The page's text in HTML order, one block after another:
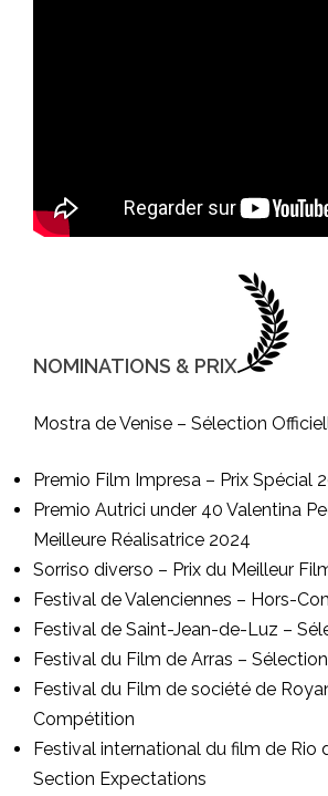
NOMINATIONS & PRIX
Mostra de Venise – Sélection
Premio Film Impresa – Prix Spécial
Premio Autrici under 40 Valentina
Meilleure Réalisatrice 2024
Sorriso diverso – Prix du Meilleur
Festival de Valenciennes – Hors-
Festival de Saint-Jean-de-Luz –
Festival du Film de Arras –
Festival du Film de société de
Compétition
Festival international du film de Rio
Section Expectations